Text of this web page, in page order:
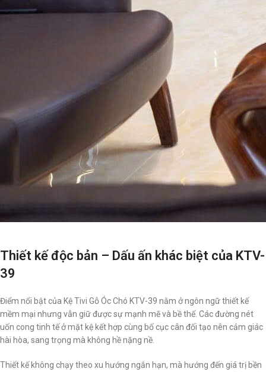
Thiết kế độc bản – Dấu ấn khác biệt của KTV-
39
Điểm nổi bật của Kệ Tivi Gỗ Óc Chó KTV-39 nằm ở ngôn ngữ thiết kế
mềm mại nhưng vẫn giữ được sự mạnh mẽ và bề thế. Các đường nét
uốn cong tinh tế ở mặt kệ kết hợp cùng bố cục cân đối tạo nên cảm giác
hài hòa, sang trọng mà không hề nặng nề.
Thiết kế không chạy theo xu hướng ngắn hạn, mà hướng đến giá trị bền